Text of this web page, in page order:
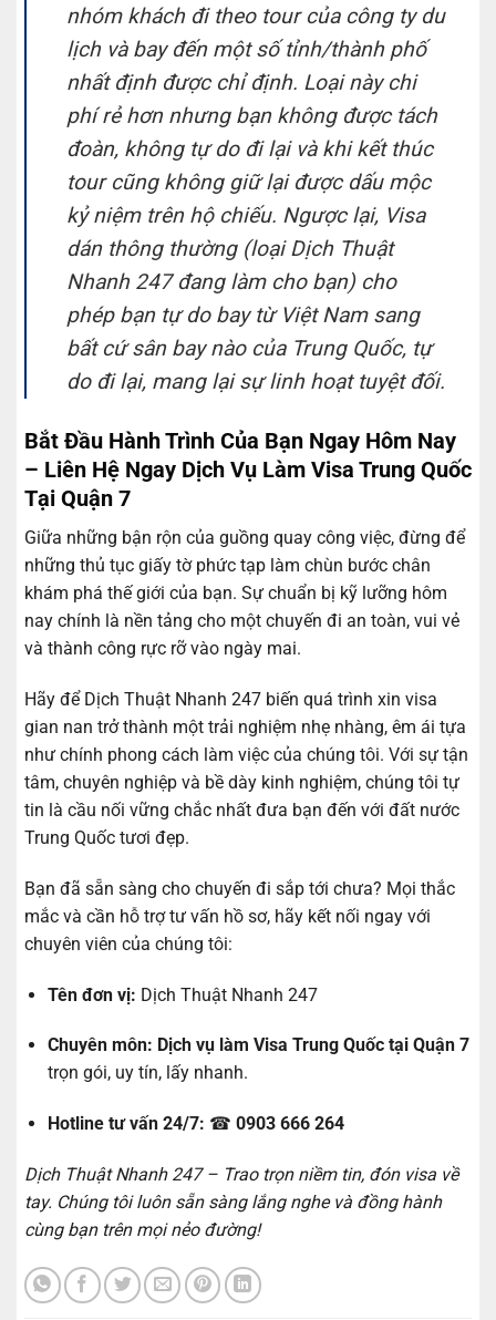
nhóm khách đi theo tour của công ty du
lịch và bay đến một số tỉnh/thành phố
nhất định được chỉ định. Loại này chi
phí rẻ hơn nhưng bạn không được tách
đoàn, không tự do đi lại và khi kết thúc
tour cũng không giữ lại được dấu mộc
kỷ niệm trên hộ chiếu. Ngược lại, Visa
dán thông thường (loại Dịch Thuật
Nhanh 247 đang làm cho bạn) cho
phép bạn tự do bay từ Việt Nam sang
bất cứ sân bay nào của Trung Quốc, tự
do đi lại, mang lại sự linh hoạt tuyệt đối.
Bắt Đầu Hành Trình Của Bạn Ngay Hôm Nay
– Liên Hệ Ngay Dịch Vụ Làm Visa Trung Quốc
Tại Quận 7
Giữa những bận rộn của guồng quay công việc, đừng để
những thủ tục giấy tờ phức tạp làm chùn bước chân
khám phá thế giới của bạn. Sự chuẩn bị kỹ lưỡng hôm
nay chính là nền tảng cho một chuyến đi an toàn, vui vẻ
và thành công rực rỡ vào ngày mai.
Hãy để Dịch Thuật Nhanh 247 biến quá trình xin visa
gian nan trở thành một trải nghiệm nhẹ nhàng, êm ái tựa
như chính phong cách làm việc của chúng tôi. Với sự tận
tâm, chuyên nghiệp và bề dày kinh nghiệm, chúng tôi tự
tin là cầu nối vững chắc nhất đưa bạn đến với đất nước
Trung Quốc tươi đẹp.
Bạn đã sẵn sàng cho chuyến đi sắp tới chưa? Mọi thắc
mắc và cần hỗ trợ tư vấn hồ sơ, hãy kết nối ngay với
chuyên viên của chúng tôi:
Tên đơn vị: Dịch Thuật Nhanh 247
Chuyên môn: Dịch vụ làm Visa Trung Quốc tại Quận 7
trọn gói, uy tín, lấy nhanh.
Hotline tư vấn 24/7: ☎ 0903 666 264
Dịch Thuật Nhanh 247 – Trao trọn niềm tin, đón visa về
tay. Chúng tôi luôn sẵn sàng lắng nghe và đồng hành
cùng bạn trên mọi nẻo đường!